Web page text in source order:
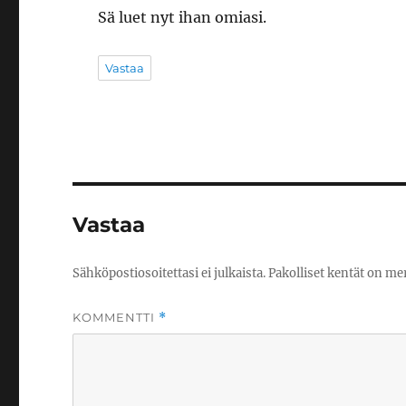
Sä luet nyt ihan omiasi.
Vastaa
Vastaa
Sähköpostiosoitettasi ei julkaista.Pakolliset kentät on
KOMMENTTI *